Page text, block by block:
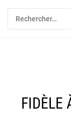
Skip
content
Rechercher :
FIDÈLE